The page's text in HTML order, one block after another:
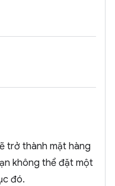
trở thành mặt hàng
không thể đặt một
đó.